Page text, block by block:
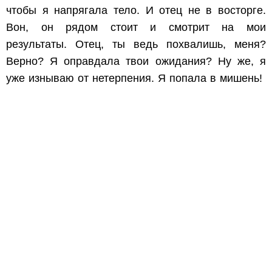
чтобы я напрягала тело. И отец не в восторге.
Вон, он рядом стоит и смотрит на мои
результаты. Отец, ты ведь похвалишь, меня?
Верно? Я оправдала твои ожидания? Ну же, я
уже изнываю от нетерпения. Я попала в мишень!